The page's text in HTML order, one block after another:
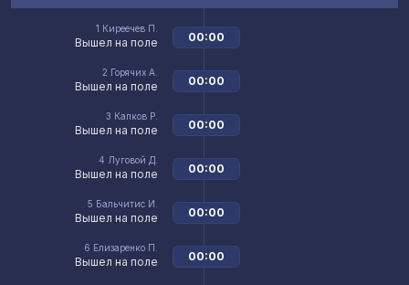
1 Киреечев П.
Вышел на поле 00:00
2 Горячих А.
Вышел на поле 00:00
3 Капков Р.
Вышел на поле 00:00
4 Луговой Д.
Вышел на поле 00:00
5 Бальчитис И.
Вышел на поле 00:00
6 Елизаренко П.
Вышел на поле 00:00